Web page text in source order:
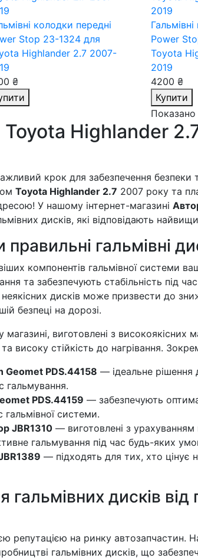
колодки передні
Stop 23-1324 для
Highlander 2.7 2007-
₴
Power
Toyota
2019
4200 ₴
Купити
Показано
Toyota Highlander
крок для забезпечення безпеки
Toyota Highlander 2.7 2007 року та
У нашому інтернет-магазині
дисків, які відповідають
гальмівні
компонентів гальмівної системи
та забезпечують стабільність під
дисків може призвести до
безпеці на дорозі.
виготовлені з високоякісних
високу стійкість до нагрівання.
Geomet PDS.44158 — ідеальне рішення
гальмування.
PDS.44159 — забезпечують
системи.
JBR1310 — виготовлені з урахуванням
гальмування під час будь-яких
— підходять для тих, хто цінує
дисків від
репутацією на ринку автозапчастин.
гальмівних дисків, що